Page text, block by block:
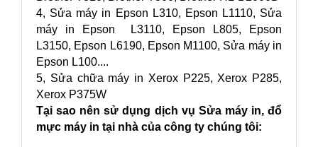
4, Sửa máy in Epson L310, Epson L1110, Sửa
máy in Epson L3110, Epson L805, Epson
L3150, Epson L6190, Epson M1100, Sửa máy in
Epson L100....
5, Sửa chữa máy in Xerox P225, Xerox P285,
Xerox P375W
Tại sao nên sử dụng dịch vụ Sửa máy in, đổ
mực máy in tại nhà của công ty chúng tôi: